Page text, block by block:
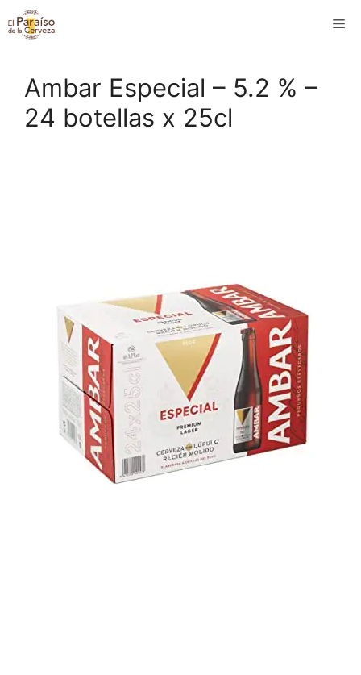
Saltar
al
Ambar Especial – 5.2 % –
24 botellas x 25cl